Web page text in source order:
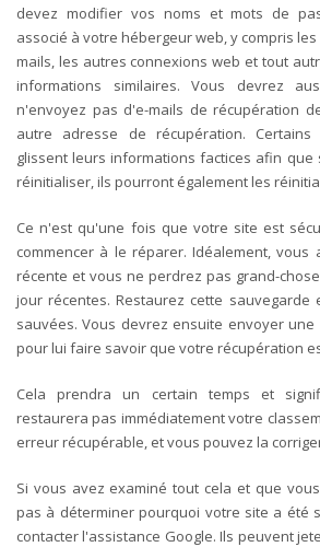
devez modifier vos noms et mots de
associé à votre hébergeur web, y compris
mails, les autres connexions web et tout
informations similaires. Vous devrez
n'envoyez pas d'e-mails de récupération
autre adresse de récupération. Certains
glissent leurs informations factices afin que
réinitialiser, ils pourront également les
Ce n'est qu'une fois que votre site est
commencer à le réparer. Idéalement, vous
récente et vous ne perdrez pas grand-
jour récentes. Restaurez cette
sauvées. Vous devrez ensuite envoyer
pour lui faire savoir que votre récupération
Cela prendra un certain temps et
restaurera pas immédiatement votre
erreur récupérable, et vous pouvez la
Si vous avez examiné tout cela et que
pas à déterminer pourquoi votre site a été
contacter l'assistance Google. Ils peuvent